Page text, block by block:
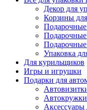
Декор для
Корзины
Подарочные
Упаковка
Для курильщиков
Игры и игрушки
Подарки для